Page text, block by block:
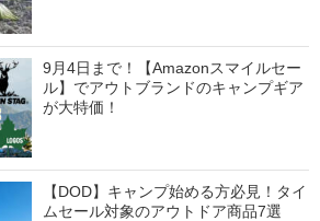
9月4日まで！【Amazonスマイルセー
ル】でアウトブランドのキャンプギア
が大特価！
【DOD】キャンプ始める方必見！タイ
ムセール対象のアウトドア商品7選